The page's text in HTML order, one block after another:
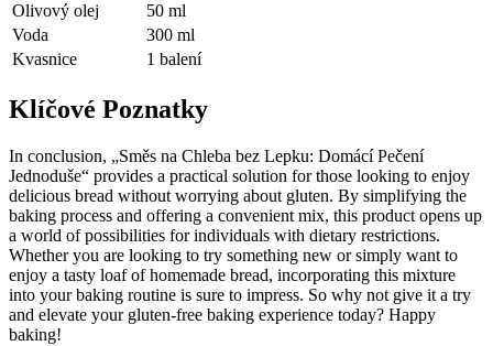
Olivový olej
50 ml
Voda
300 ml
Kvasnice
1 balení
Klíčové Poznatky
In conclusion, „Směs na Chleba bez Lepku: Domácí Pečení
Jednoduše“ provides a practical solution for those looking to enjoy
delicious bread without worrying about gluten. By simplifying the
baking process and offering a convenient mix, this product opens up
a world of possibilities for individuals with dietary restrictions.
Whether you are looking to try something new or simply want to
enjoy a tasty loaf of homemade bread, incorporating this mixture
into your baking routine is sure to impress. So why not give it a try
and elevate your gluten-free baking experience today? Happy
baking!